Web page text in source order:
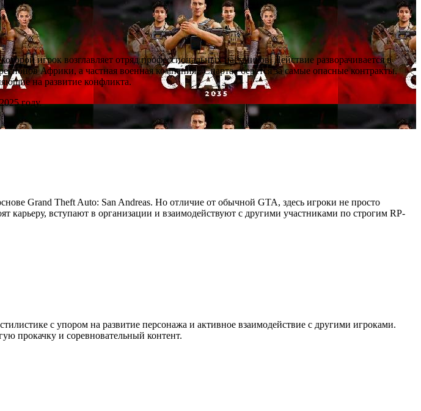
игрок возглавляет отряд профессиональных наёмников. Действие разворачивается в
Африки, а частная военная компания «Спарта» берётся за самые опасные контракты.
на развитие конфликта.
году.
Grand Theft Auto: San Andreas. Но отличие от обычной GTA, здесь игроки не просто
вступают в организации и взаимодействуют с другими участниками по строгим RP-
с упором на развитие персонажа и активное взаимодействие с другими игроками.
прокачку и соревновательный контент.